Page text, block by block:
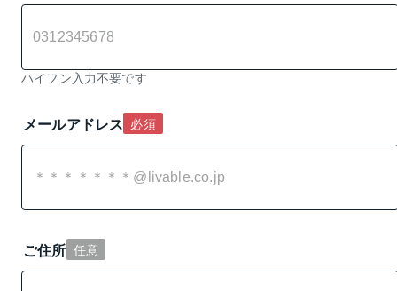
ハイフン入力不要です
メールアドレス 必須
ご住所 任意